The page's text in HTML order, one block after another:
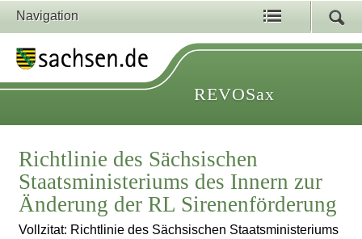
Navigation
REVOSax
Richtlinie des Sächsischen
Staatsministeriums des Innern zur
Änderung der RL Sirenenförderung
Vollzitat: Richtlinie des Sächsischen Staatsministeriums